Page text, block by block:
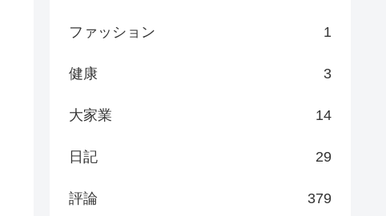
ファッション 1
健康 3
大家業 14
日記 29
評論 379